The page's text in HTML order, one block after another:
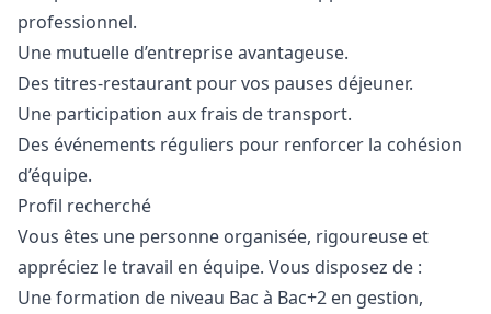
professionnel.
Une mutuelle d’entreprise avantageuse.
Des titres-restaurant pour vos pauses déjeuner.
Une participation aux frais de transport.
Des événements réguliers pour renforcer la cohésion
d’équipe.
Profil recherché
Vous êtes une personne organisée, rigoureuse et
appréciez le travail en équipe. Vous disposez de :
Une formation de niveau Bac à Bac+2 en gestion,